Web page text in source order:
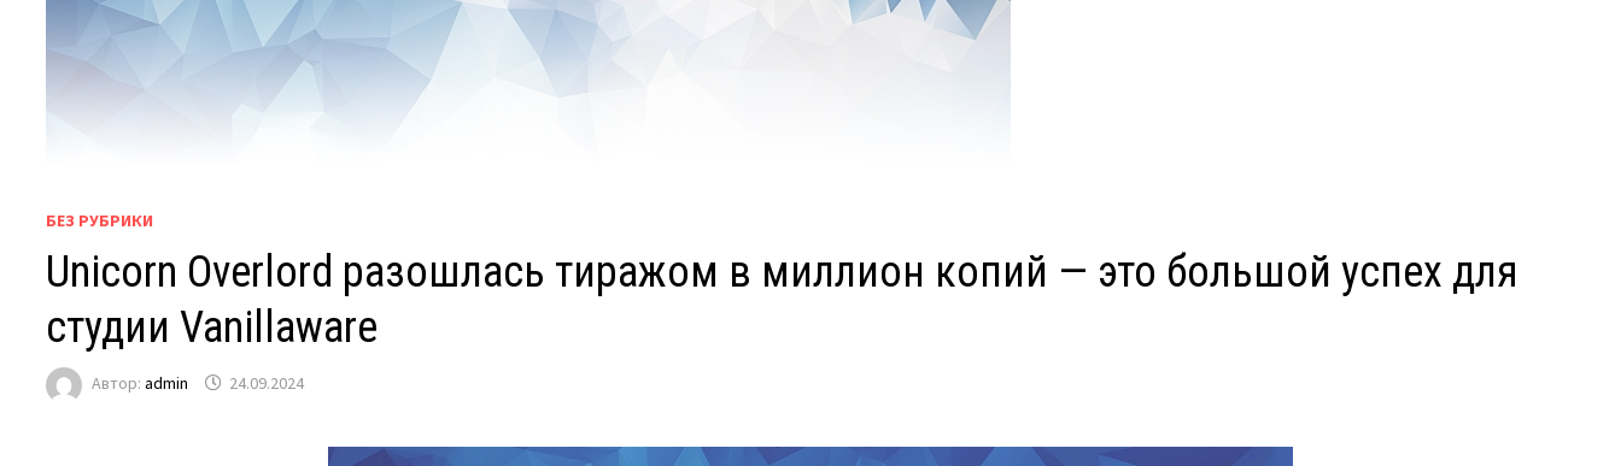
БЕЗ РУБРИКИ
Unicorn Overlord разошлась тиражом в миллион копий — это большой успех для
студии Vanillaware
Автор:admin 24.09.2024